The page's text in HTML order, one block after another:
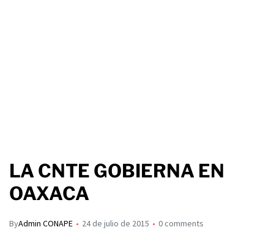
LA CNTE GOBIERNA EN
OAXACA
ByAdmin CONAPE 24 de julio de 2015 0 comments